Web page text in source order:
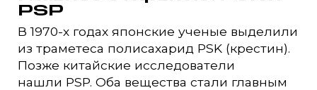
PSP
В 1970-х годах японские ученые выделили
из траметеса полисахарид PSK (крестин).
Позже китайские исследователи
нашли PSP. Оба вещества стали главным